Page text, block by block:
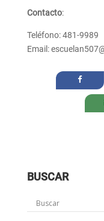
Contacto:
Teléfono: 481-9989
Email:
BUSCAR